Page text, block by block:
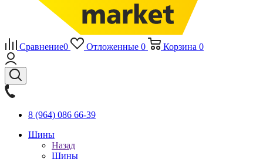
Сравнение0 Отложенные 0 Корзина 0
8 (964) 086 66-39
Шины
Назад
Шины